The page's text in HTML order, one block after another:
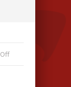
Off